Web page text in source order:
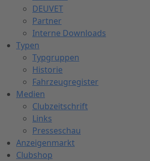
DEUVET
Partner
Interne Downloads
Typen
Typgruppen
Historie
Fahrzeugregister
Medien
Clubzeitschrift
Links
Presseschau
Anzeigenmarkt
Clubshop